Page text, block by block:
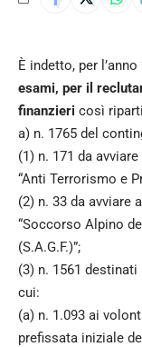
È indetto, per l’anno
esami, per il
finanzieri così
a) n. 1765 del
(1) n. 171 da
“Anti Terrorismo e
(2) n. 33 da avviare
“Soccorso Alpino
(S.A.G.F.)”;
(3) n. 1561
cui:
(a) n. 1.093 ai
prefissata iniziale